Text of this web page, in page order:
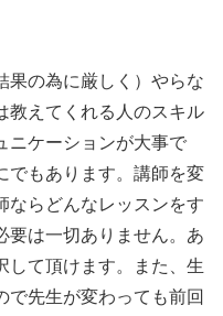
果の為に厳しく）やらな
教えてくれる人のスキル
ニケーションが大事で
でもあります。講師を変
ならどんなレッスンをす
要は一切ありません。あ
して頂けます。また、生
で先生が変わっても前回